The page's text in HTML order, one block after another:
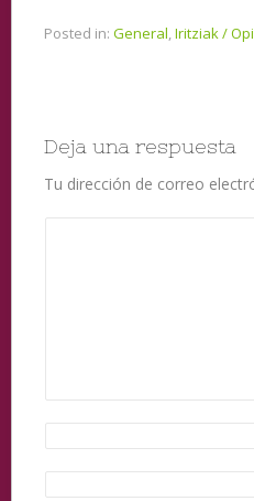
Posted in: General,Iritziak /
Deja una respuesta
Tu dirección de correo